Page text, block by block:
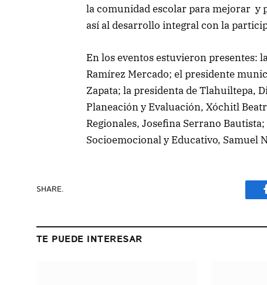
la comunidad escolar para mejorar y
así al desarrollo integral con la
En los eventos estuvieron presentes:
Ramírez Mercado; el presidente
Zapata; la presidenta de Tlahuiltepa,
Planeación y Evaluación, Xóchitl
Regionales, Josefina Serrano
Socioemocional y Educativo, Samuel
SHARE.
TE PUEDE INTERESAR